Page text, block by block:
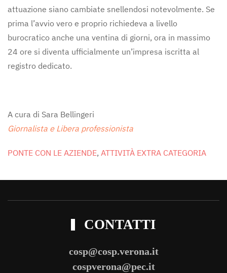
attuazione siano cambiate snellendosi notevolmente. Se
prima l’avvio vero e proprio richiedeva a livello
burocratico anche una ventina di giorni, ora in massimo
24 ore si diventa ufficialmente un’impresa iscritta al
registro dedicato.
A cura di Sara Bellingeri
Giornalista e Libera professionista
PONTE CON LE AZIENDE, ATTIVITÀ EXTRA CATEGORIA
CONTATTI
cosp@cosp.verona.it
cospverona@pec.it